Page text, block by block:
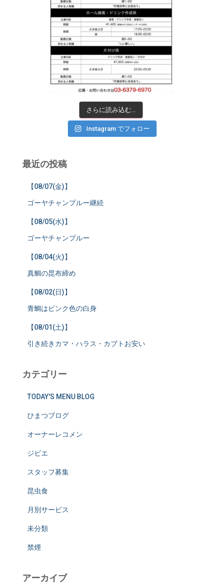
さらに読み込む...
Instagram でフォロー
最近の投稿
【08/07(金)】
ゴーヤチャンプルー継続
【08/05(水)】
ゴーヤチャンプルー
【08/04(火)】
真鯛の昆布締め
【08/02(日)】
青鯛はピンク色の白身
【08/01(土)】
引き続きカマ・ハラス・カブトお安い
カテゴリー
TODAY'S MENU BLOG
ひまつブログ
オーナーレコメン
ジビエ
スタッフ募集
昆虫食
月別サービス
未分類
禁煙
アーカイブ